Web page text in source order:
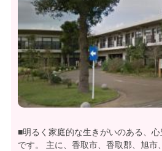
■明るく家庭的な生きがいのある、
です。 主に、香取市、香取郡、旭市